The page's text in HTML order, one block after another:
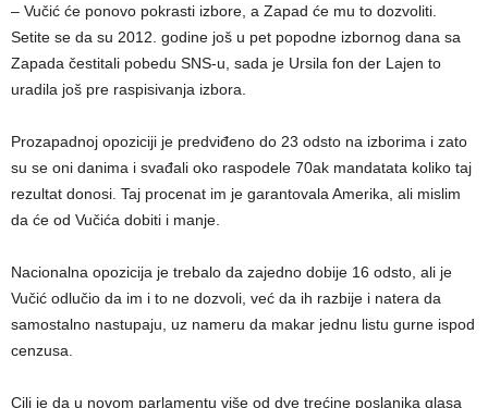
– Vučić će ponovo pokrasti izbore, a Zapad će mu to dozvoliti.
Setite se da su 2012. godine još u pet popodne izbornog dana sa
Zapada čestitali pobedu SNS-u, sada je Ursila fon der Lajen to
uradila još pre raspisivanja izbora.
Prozapadnoj opoziciji je predviđeno do 23 odsto na izborima i zato
su se oni danima i svađali oko raspodele 70ak mandatata koliko taj
rezultat donosi. Taj procenat im je garantovala Amerika, ali mislim
da će od Vučića dobiti i manje.
Nacionalna opozicija je trebalo da zajedno dobije 16 odsto, ali je
Vučić odlučio da im i to ne dozvoli, već da ih razbije i natera da
samostalno nastupaju, uz nameru da makar jednu listu gurne ispod
cenzusa.
Cilj je da u novom parlamentu više od dve trećine poslanika glasa